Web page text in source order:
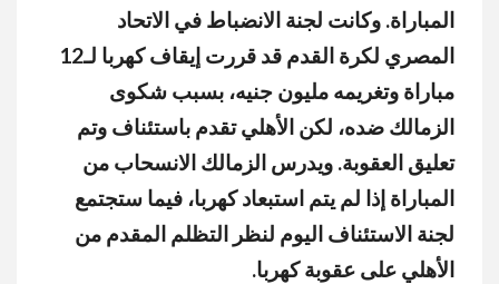
المباراة. وكانت لجنة الانضباط في الاتحاد
المصري لكرة القدم قد قررت إيقاف كهربا لـ12
مباراة وتغريمه مليون جنيه، بسبب شكوى
الزمالك ضده، لكن الأهلي تقدم باستئناف وتم
تعليق العقوبة. ويدرس الزمالك الانسحاب من
المباراة إذا لم يتم استبعاد كهربا، فيما ستجتمع
لجنة الاستئناف اليوم لنظر التظلم المقدم من
الأهلي على عقوبة كهربا.